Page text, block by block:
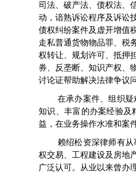
司法、破产法、债权法、
动，谙熟诉讼程序及诉讼
债权纠纷案件及虚开增值
走私普通货物物品罪、税
权转让、规划许可、抵押
券、反垄断、知识产权、
讨论证帮助解决法律争议
在承办案件、组织
知识、丰富的办案经验及
益，在业务操作水准和案
赖绍松资深律师有
权交易、工程建设及房地
广泛认可。从业以来曾办